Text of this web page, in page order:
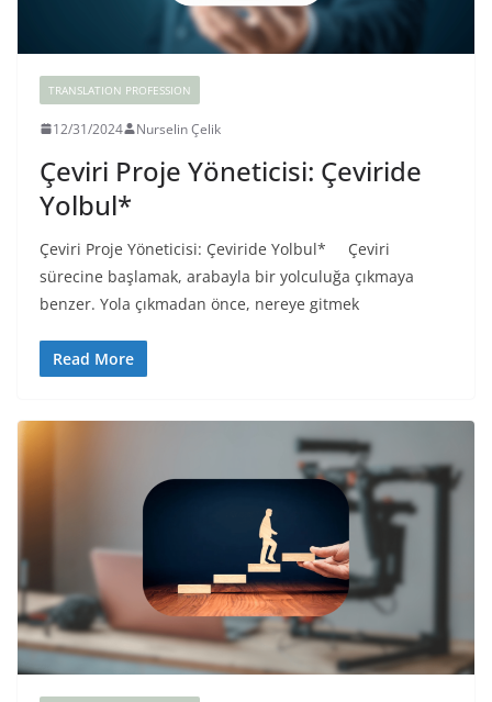
TRANSLATION PROFESSION
12/31/2024 Nurselin Çelik
Çeviri Proje Yöneticisi: Çeviride
Yolbul*
Çeviri Proje Yöneticisi: Çeviride Yolbul* Çeviri
sürecine başlamak, arabayla bir yolculuğa çıkmaya
benzer. Yola çıkmadan önce, nereye gitmek
Read More